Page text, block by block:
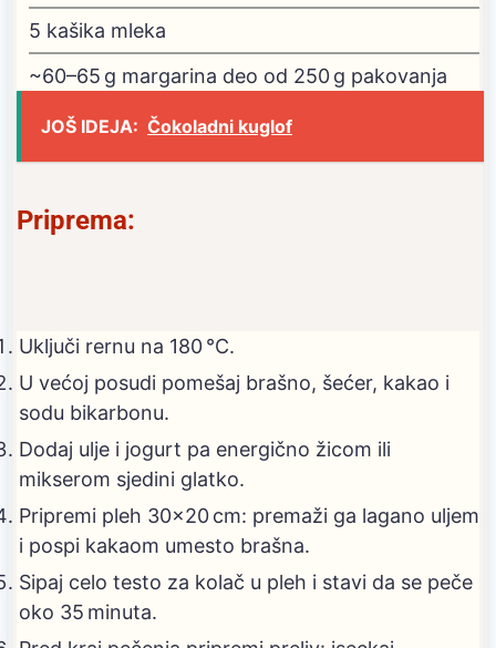
5 kašika mleka
~60–65 g margarina deo od 250 g pakovanja
JOŠ IDEJA: Čokoladni kuglof
Priprema:
Uključi rernu na 180 °C.
U većoj posudi pomešaj brašno, šećer, kakao i
sodu bikarbonu.
Dodaj ulje i jogurt pa energično žicom ili
mikserom sjedini glatko.
Pripremi pleh 30×20 cm: premaži ga lagano uljem
i pospi kakaom umesto brašna.
Sipaj celo testo za kolač u pleh i stavi da se peče
oko 35 minuta.